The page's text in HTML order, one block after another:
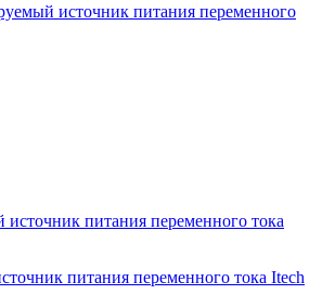
источник питания переменного
питания переменного тока Itech